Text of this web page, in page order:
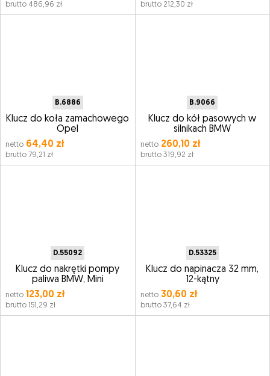
brutto 486,96 zł brutto 212,30 zł
B.6886
Klucz do koła zamachowego
Opel
netto 64,40 zł
brutto 79,21 zł
B.9066
Klucz do kół pasowych w
silnikach BMW
netto260,10 zł
brutto 319,92 zł
D.55092
Klucz do nakrętki pompy
paliwa BMW, Mini
netto 123,00 zł
brutto 151,29 zł
D.53325
Klucz do napinacza 32 mm,
12-kątny
netto30,60 zł
brutto 37,64 zł